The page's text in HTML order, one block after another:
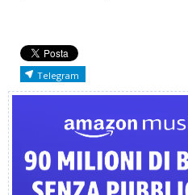
Telegram